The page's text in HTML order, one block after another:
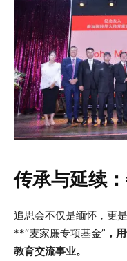
传承与延续
追思会不仅是缅怀，更
**“麦家廉专项基金” ，
教育交流事业。